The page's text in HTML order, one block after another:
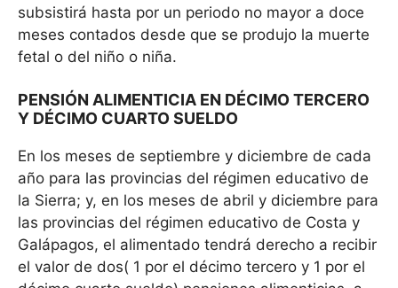
subsistirá hasta por un periodo no mayor a doce
meses contados desde que se produjo la muerte
fetal o del niño o niña.
PENSIÓN ALIMENTICIA EN DÉCIMO TERCERO
Y DÉCIMO CUARTO SUELDO
En los meses de septiembre y diciembre de cada
año para las provincias del régimen educativo de
la Sierra; y, en los meses de abril y diciembre para
las provincias del régimen educativo de Costa y
Galápagos, el alimentado tendrá derecho a recibir
el valor de dos( 1 por el décimo tercero y 1 por el